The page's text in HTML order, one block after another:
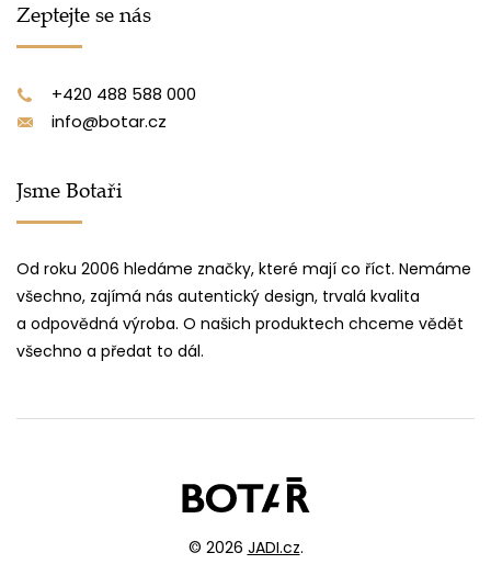
Zeptejte se nás
+420 488 588 000
info@botar.cz
Jsme Botaři
Od roku 2006 hledáme značky, které mají co říct. Nemáme
všechno, zajímá nás autentický design, trvalá kvalita
a odpovědná výroba. O našich produktech chceme vědět
všechno a předat to dál.
© 2026 JADI.cz.